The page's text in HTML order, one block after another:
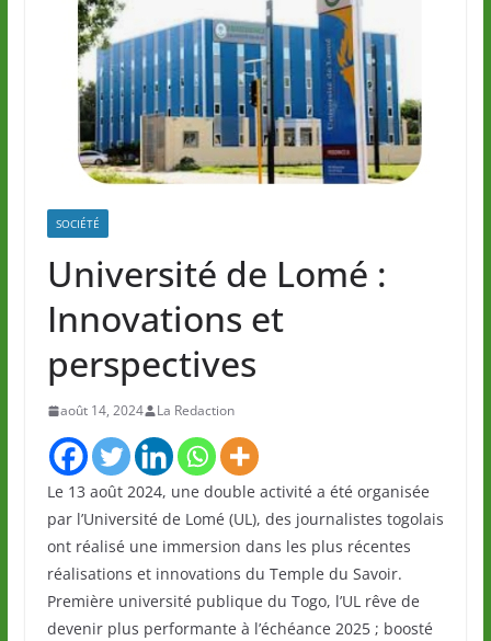
SOCIÉTÉ
Université de Lomé :
Innovations et
perspectives
août 14, 2024 La Redaction
Le 13 août 2024, une double activité a été organisée
par l’Université de Lomé (UL), des journalistes togolais
ont réalisé une immersion dans les plus récentes
réalisations et innovations du Temple du Savoir.
Première université publique du Togo, l’UL rêve de
devenir plus performante à l’échéance 2025 ; boosté